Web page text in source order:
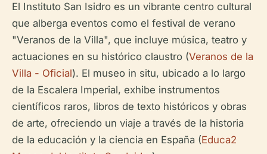
El Instituto San Isidro es un vibrante centro cultural
que alberga eventos como el festival de verano
"Veranos de la Villa", que incluye música, teatro y
actuaciones en su histórico claustro (Veranos de la
Villa - Oficial). El museo in situ, ubicado a lo largo
de la Escalera Imperial, exhibe instrumentos
científicos raros, libros de texto históricos y obras
de arte, ofreciendo un viaje a través de la historia
de la educación y la ciencia en España (Educa2